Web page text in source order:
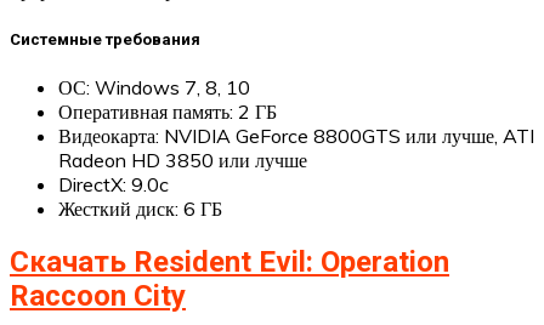
Системные требования
ОС: Windows 7, 8, 10
Оперативная память: 2 ГБ
Видеокарта: NVIDIA GeForce 8800GTS или лучше, ATI
Radeon HD 3850 или лучше
DirectX: 9.0c
Жесткий диск: 6 ГБ
Скачать Resident Evil: Operation
Raccoon City